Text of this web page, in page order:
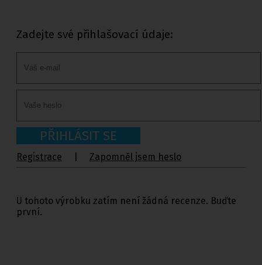
Zadejte své přihlašovací údaje:
PŘIHLÁSIT SE
Registrace Zapomněl jsem heslo
U tohoto výrobku zatím není žádná recenze. Buďte
první.